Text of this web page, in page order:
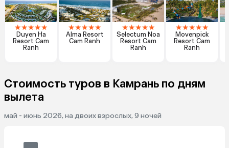
★★★★★
Duyen Ha
Resort Cam
Ranh
★★★★★
Alma Resort
Cam Ranh
★★★★★
Selectum Noa
Resort Cam
Ranh
★★★★★
Movenpick
Resort Cam
Ranh
Стоимость туров в Камрань по дням
вылета
май - июнь 2026, на двоих взрослых, 9 ночей